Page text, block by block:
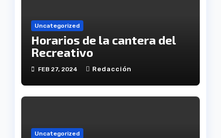
Uncategorized
Horarios de la cantera del
Recreativo
FEB 27, 2024 Redacción
Uncategorized